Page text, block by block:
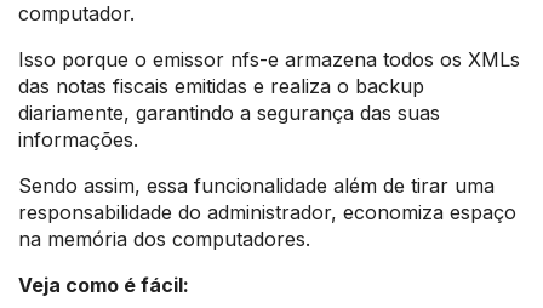
computador.
Isso porque o emissor nfs-e armazena todos os XMLs
das notas fiscais emitidas e realiza o backup
diariamente, garantindo a segurança das suas
informações.
Sendo assim, essa funcionalidade além de tirar uma
responsabilidade do administrador, economiza espaço
na memória dos computadores.
Veja como é fácil: